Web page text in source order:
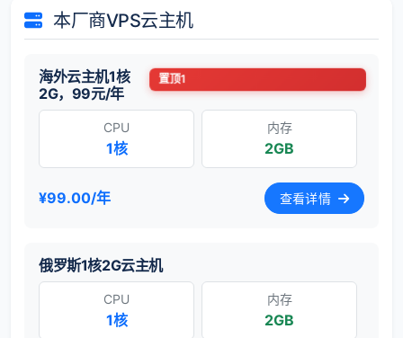
本厂商VPS云主机
海外云主机1核
2G，99元/年
置顶1
CPU
1核
内存
2GB
¥99.00/年 查看详情
俄罗斯1核2G云主机
CPU
1核
内存
2GB